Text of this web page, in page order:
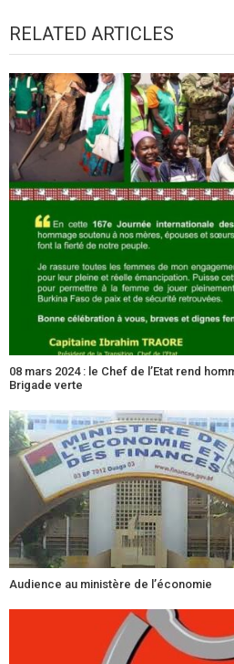
RELATED ARTICLES
08 mars 2024 : le Chef de l’Etat rend
Brigade verte
Audience au ministère de l’économie